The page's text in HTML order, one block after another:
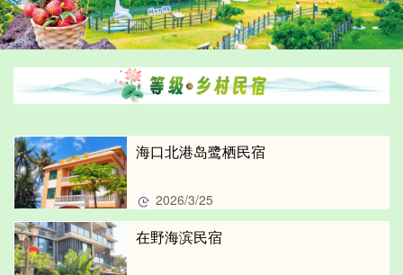
海口北港岛鹭栖民宿
2026/3/25
在野海滨民宿